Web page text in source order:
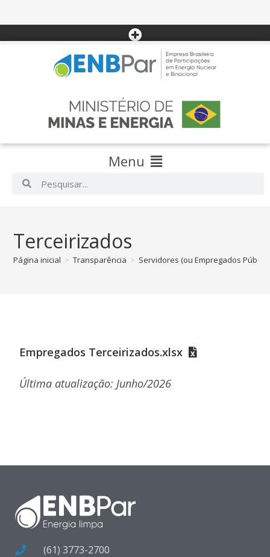
Menu
Terceirizados
Página inicial > Transparência > Servidores (ou Empregados
Empregados Terceirizados.xlsx
Última atualização: Junho/2026
(61) 3773-2700